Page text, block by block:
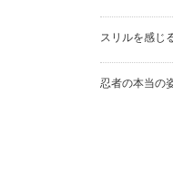
スリルを感じ
忍者の本当の